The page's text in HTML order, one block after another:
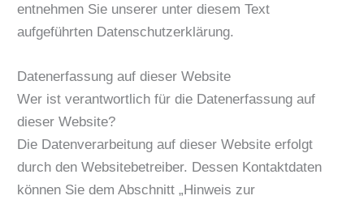
entnehmen Sie unserer unter diesem Text
aufgeführten Datenschutzerklärung.
Datenerfassung auf dieser Website
Wer ist verantwortlich für die Datenerfassung auf
dieser Website?
Die Datenverarbeitung auf dieser Website erfolgt
durch den Websitebetreiber. Dessen Kontaktdaten
können Sie dem Abschnitt „Hinweis zur